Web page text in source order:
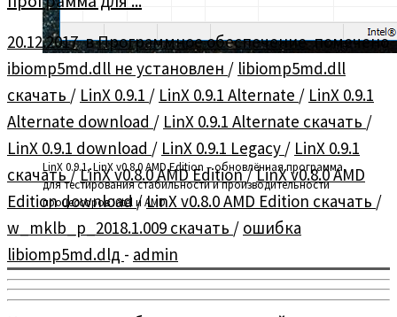
LinX 0.9.1, LinX v0.8.0 AMD Edition – обновлённая программа
для тестирования стабильности и производительности
процессоров Intel и AMD
20.12.2017вПрограммное обеспечениепомечено
ibiomp5md.dll не установлен / libiomp5md.dll
скачать / LinX 0.9.1 / LinX 0.9.1 Alternate / LinX 0.9.1
Alternate download / LinX 0.9.1 Alternate скачать /
LinX 0.9.1 download / LinX 0.9.1 Legacy / LinX 0.9.1
скачать/LinX v0.8.0 AMD Edition/LinX v0.8.0 AMD
Edition download/LinX v0.8.0 AMD Edition скачать /
w_mklb_p_2018.1.009 скачать / ошибка
libiomp5md.dlд - admin